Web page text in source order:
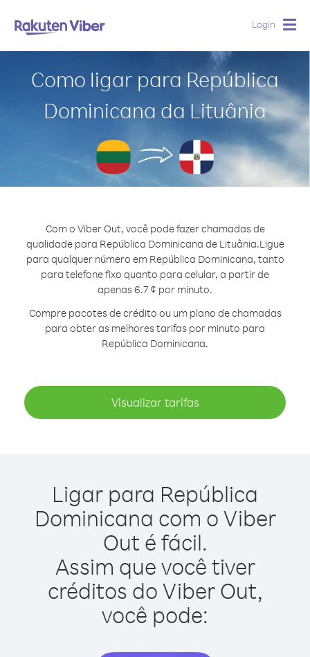
Login
Como ligar para República
Dominicana da Lituânia
Com o Viber Out, você pode fazer chamadas de
qualidade para República Dominicana de Lituânia.Ligue
para qualquer número em República Dominicana, tanto
para telefone fixo quanto para celular, a partir de
apenas 6.7 ¢ por minuto.
Compre pacotes de crédito ou um plano de chamadas
para obter as melhores tarifas por minuto para
República Dominicana.
Visualizar tarifas
Ligar para República
Dominicana com o Viber
Out é fácil.
Assim que você tiver
créditos do Viber Out,
você pode: